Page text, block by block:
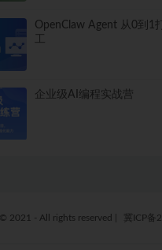
OpenClaw Agent 从0到1
工
企业级AI编程实战营
2021 - All rights reserved 冀ICP